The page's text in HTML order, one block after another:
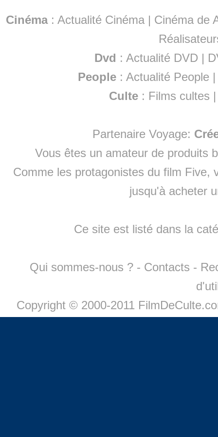
Cinéma: Actualité Cinéma | Cinéma de
Dvd : Actualité DVD |
People :Actualité People
Culte : Films cultes
Partenaire Voyage:
Vous êtes un amateur de produits
Comme les protagonistes du film Five,
jusqu'à acheter
Ce site est listé dans la
Qui sommes-nous ? - Contacts -
Copyright © 2000-2011